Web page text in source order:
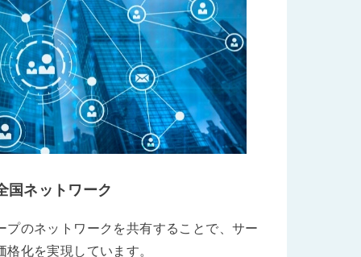
国ネットワーク
プのネットワークを共有することで、サー
化を実現しています。